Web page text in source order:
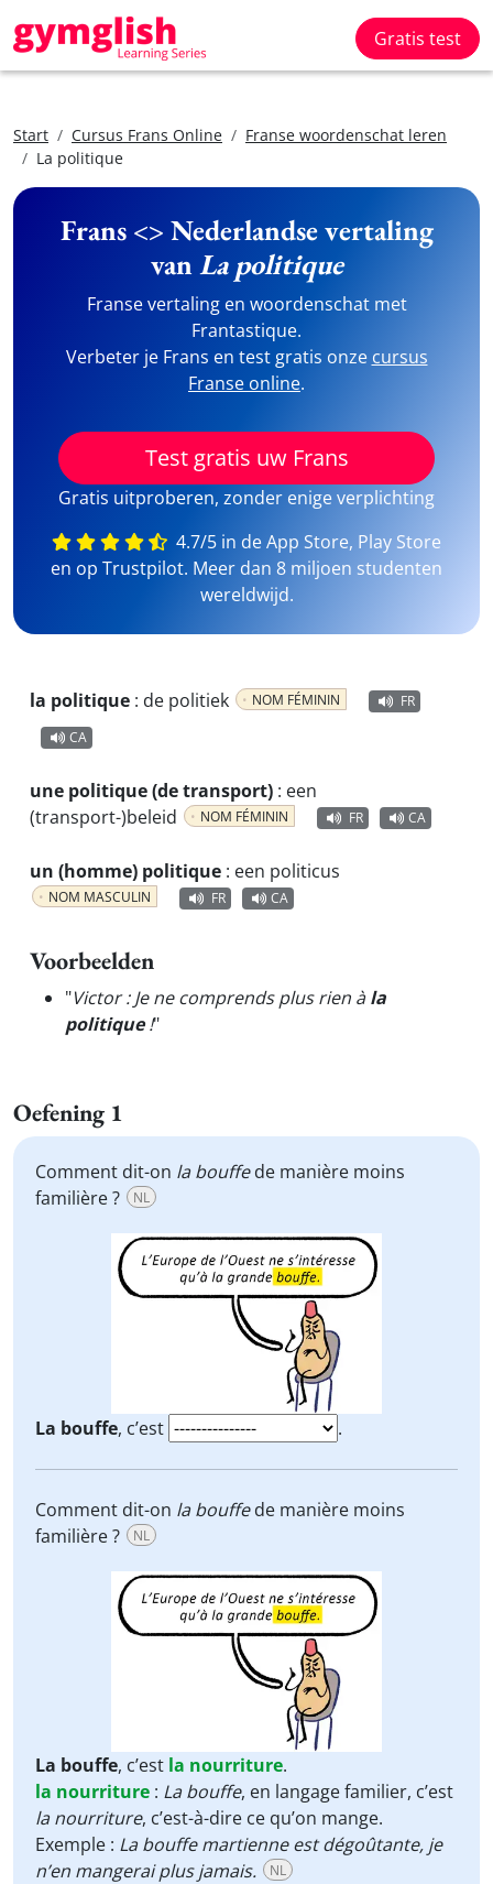
Gratis test
Start Cursus Frans Online
Franse woordenschat leren
La politique
Frans <> Nederlandse vertaling
vanLa politique
Franse vertaling en woordenschat met
Frantastique.
Verbeter je Frans en test gratis onze cursus
Franse online.
Test gratis uw Frans
Gratis uitproberen, zonder enige verplichting
4.7/5 in de App Store, Play Store
en op Trustpilot. Meer dan 8 miljoen studenten
wereldwijd.
la politique : de politiek NOM FÉMININ
FR
CA
une politique (de transport) : een
(transport-)beleid
NOM FÉMININ FR CA
un (homme) politique : een politicus
NOM MASCULIN FR CA
Voorbeelden
"Victor : Je ne comprends plus rien àla
politique!"
Oefening 1
Comment dit-on la bouffede manière moins
familière ?
NL
La bouffe, c’est .
Comment dit-on la bouffede manière moins
familière ?
NL
La bouffe, c’est la nourriture.
la nourriture : La bouffe, en langage familier, c’est
la nourriture, c’est-à-dire ce qu’on mange.
Exemple : La bouffe martienne est dégoûtante, je
n’en mangerai plus jamais. NL